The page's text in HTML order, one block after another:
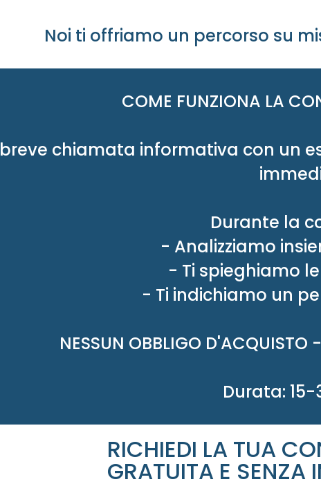
Noi ti offriamo un percorso su
COME FUNZIONA LA
chiamata informativa con un
Durante la
- Analizziamo
- Ti spieghiamo
- Ti indichiamo un
NESSUN OBBLIGO
Durata:
RICHIEDI LA TUA
GRATUITA E SENZA